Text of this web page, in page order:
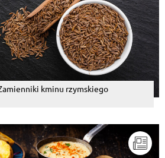
kminu rzymskiego